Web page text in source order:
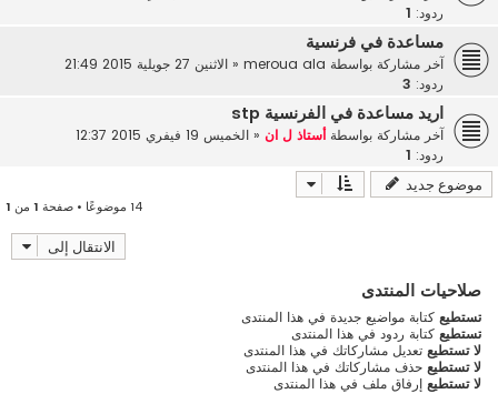
ردود: 1
مساعدة في فرنسية
آخر مشاركة بواسطة meroua ala
« الاثنين 27 جويلية 2015 21:49
ردود: 3
اريد مساعدة في الفرنسية stp
آخر مشاركة بواسطةأستاذ ل ان « الخميس 19 فيفري 2015 12:37
ردود: 1
موضوع جديد
14 موضوعًا • صفحة 1 من 1
الانتقال إلى
صلاحيات المنتدى
تستطيع كتابة مواضيع جديدة في هذا المنتدى
تستطيع كتابة ردود في هذا المنتدى
لا تستطيع تعديل مشاركاتك في هذا المنتدى
لا تستطيع حذف مشاركاتك في هذا المنتدى
لا تستطيع إرفاق ملف في هذا المنتدى